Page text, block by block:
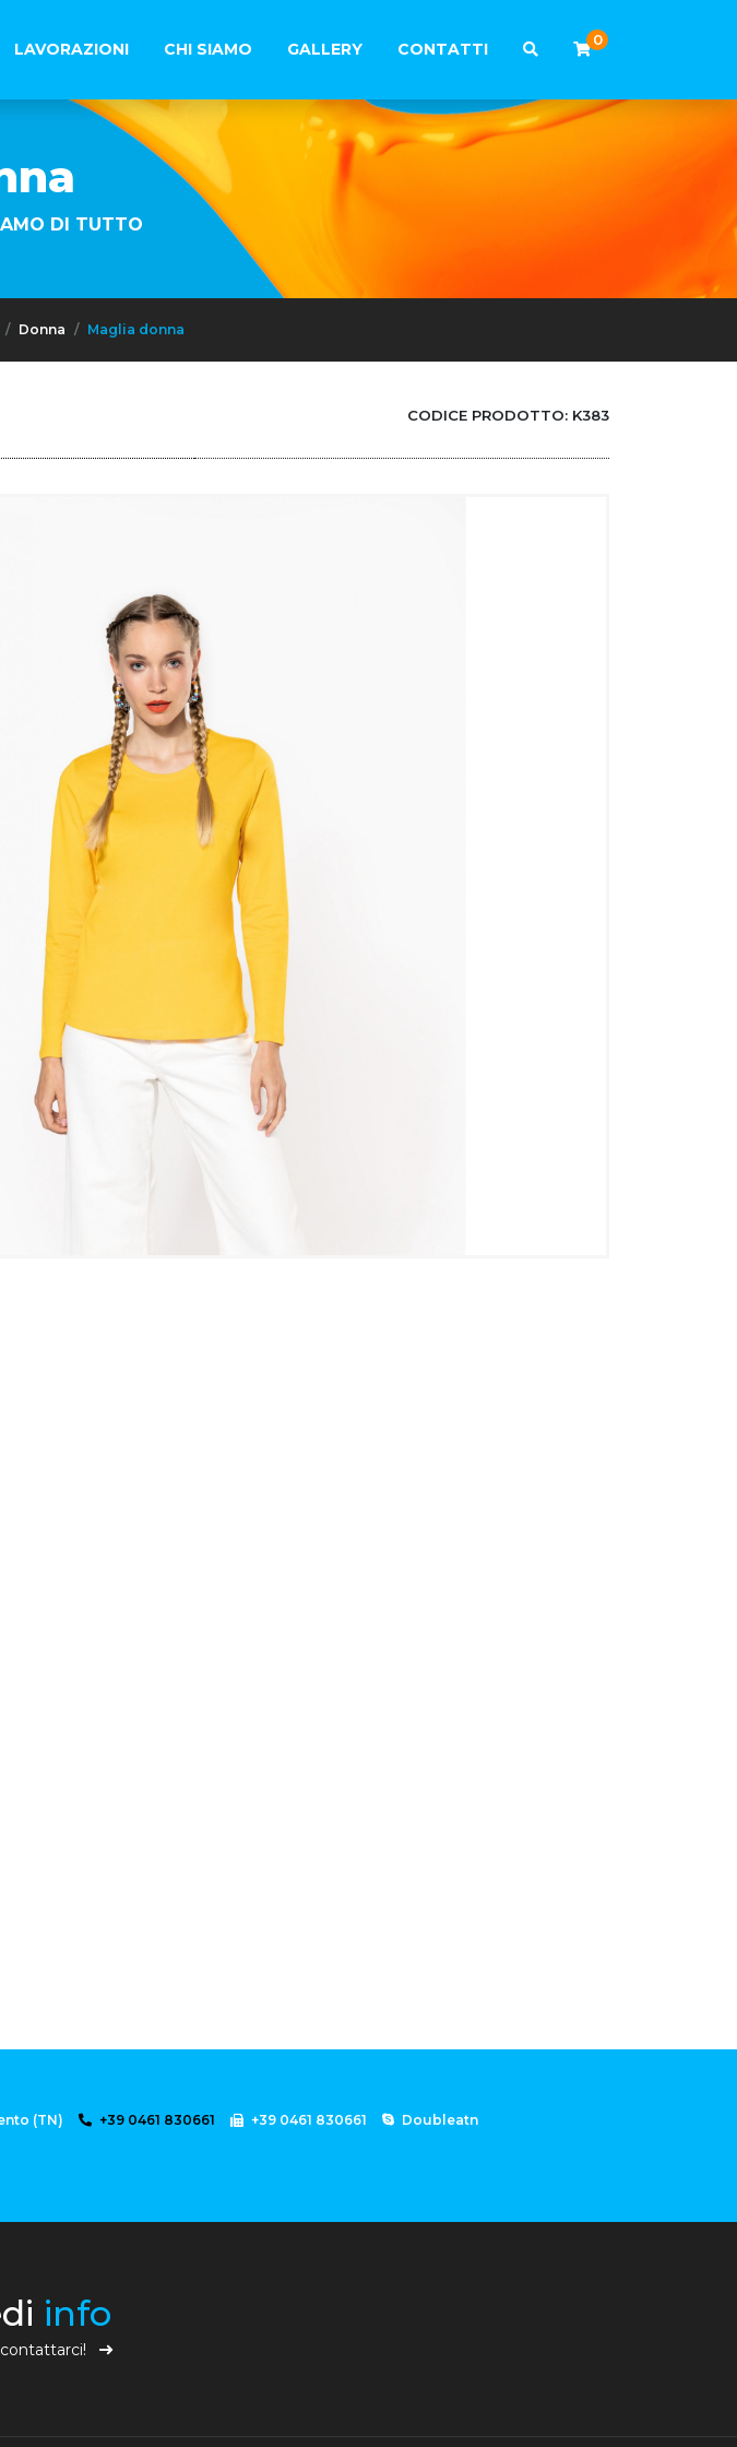
LAVORAZIONI CHI SIAMO GALLERY CONTATTI 0
DI TUTTO
Donna Maglia donna
CODICE PRODOTTO: K383
(TN) +39 0461 830661 +39 0461 830661
Doubleatn
info